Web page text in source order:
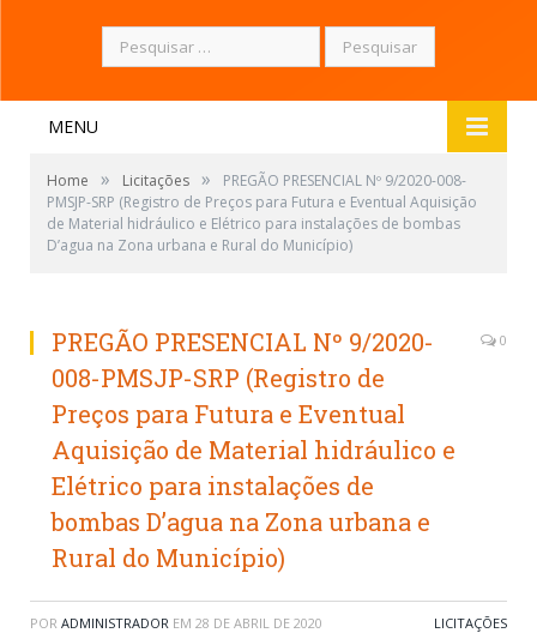
Pesquisar
por:
MENU
Home » Licitações »
PREGÃO PRESENCIAL Nº 9/2020-008-
PMSJP-SRP (Registro de Preços para Futura e Eventual Aquisição
de Material hidráulico e Elétrico para instalações de bombas
D’agua na Zona urbana e Rural do Município)
PREGÃO PRESENCIAL Nº 9/2020-
008-PMSJP-SRP (Registro de
Preços para Futura e Eventual
Aquisição de Material hidráulico e
Elétrico para instalações de
bombas D’agua na Zona urbana e
Rural do Município)
0
POR ADMINISTRADOR EM 28 DE ABRIL DE 2020 LICITAÇÕES